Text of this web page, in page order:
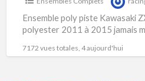
Ensemble poly piste Kawasaki
polyester 2011 à 2015 jamais
7172 vues totales, 4 aujourd'hui